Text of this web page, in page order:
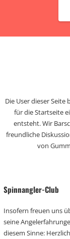
Die User dieser
für die Startseite
entsteht. Wir
freundliche
von
Spinnangler-Club
Insofern freuen uns
seine
diesem Sinne: